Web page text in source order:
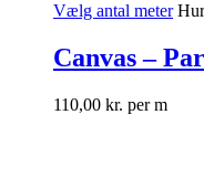
Vælg antal meter
Canvas –
110,00 kr. per m